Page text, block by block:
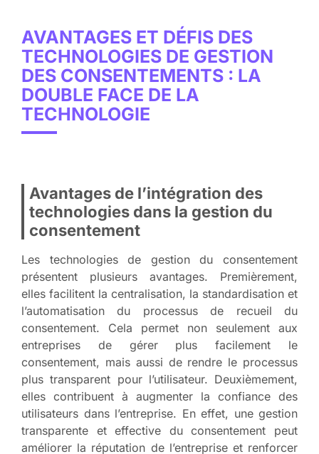
AVANTAGES ET DÉFIS DES
TECHNOLOGIES DE GESTION
DES CONSENTEMENTS : LA
DOUBLE FACE DE LA
TECHNOLOGIE
Avantages de l’intégration des
technologies dans la gestion du
consentement
Les technologies de gestion du consentement
présentent plusieurs avantages. Premièrement,
elles facilitent la centralisation, la standardisation et
l’automatisation du processus de recueil du
consentement. Cela permet non seulement aux
entreprises de gérer plus facilement le
consentement, mais aussi de rendre le processus
plus transparent pour l’utilisateur. Deuxièmement,
elles contribuent à augmenter la confiance des
utilisateurs dans l’entreprise. En effet, une gestion
transparente et effective du consentement peut
améliorer la réputation de l’entreprise et renforcer